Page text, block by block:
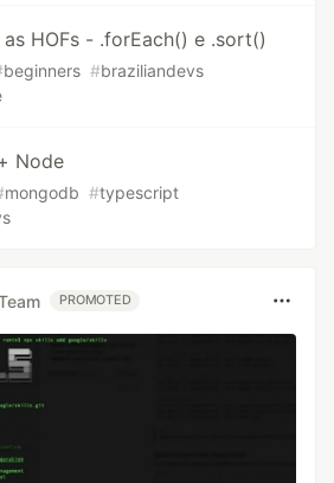
HOFs - .forEach() e .sort()
beginners #braziliandevs
Node
mongodb #typescript
PROMOTED